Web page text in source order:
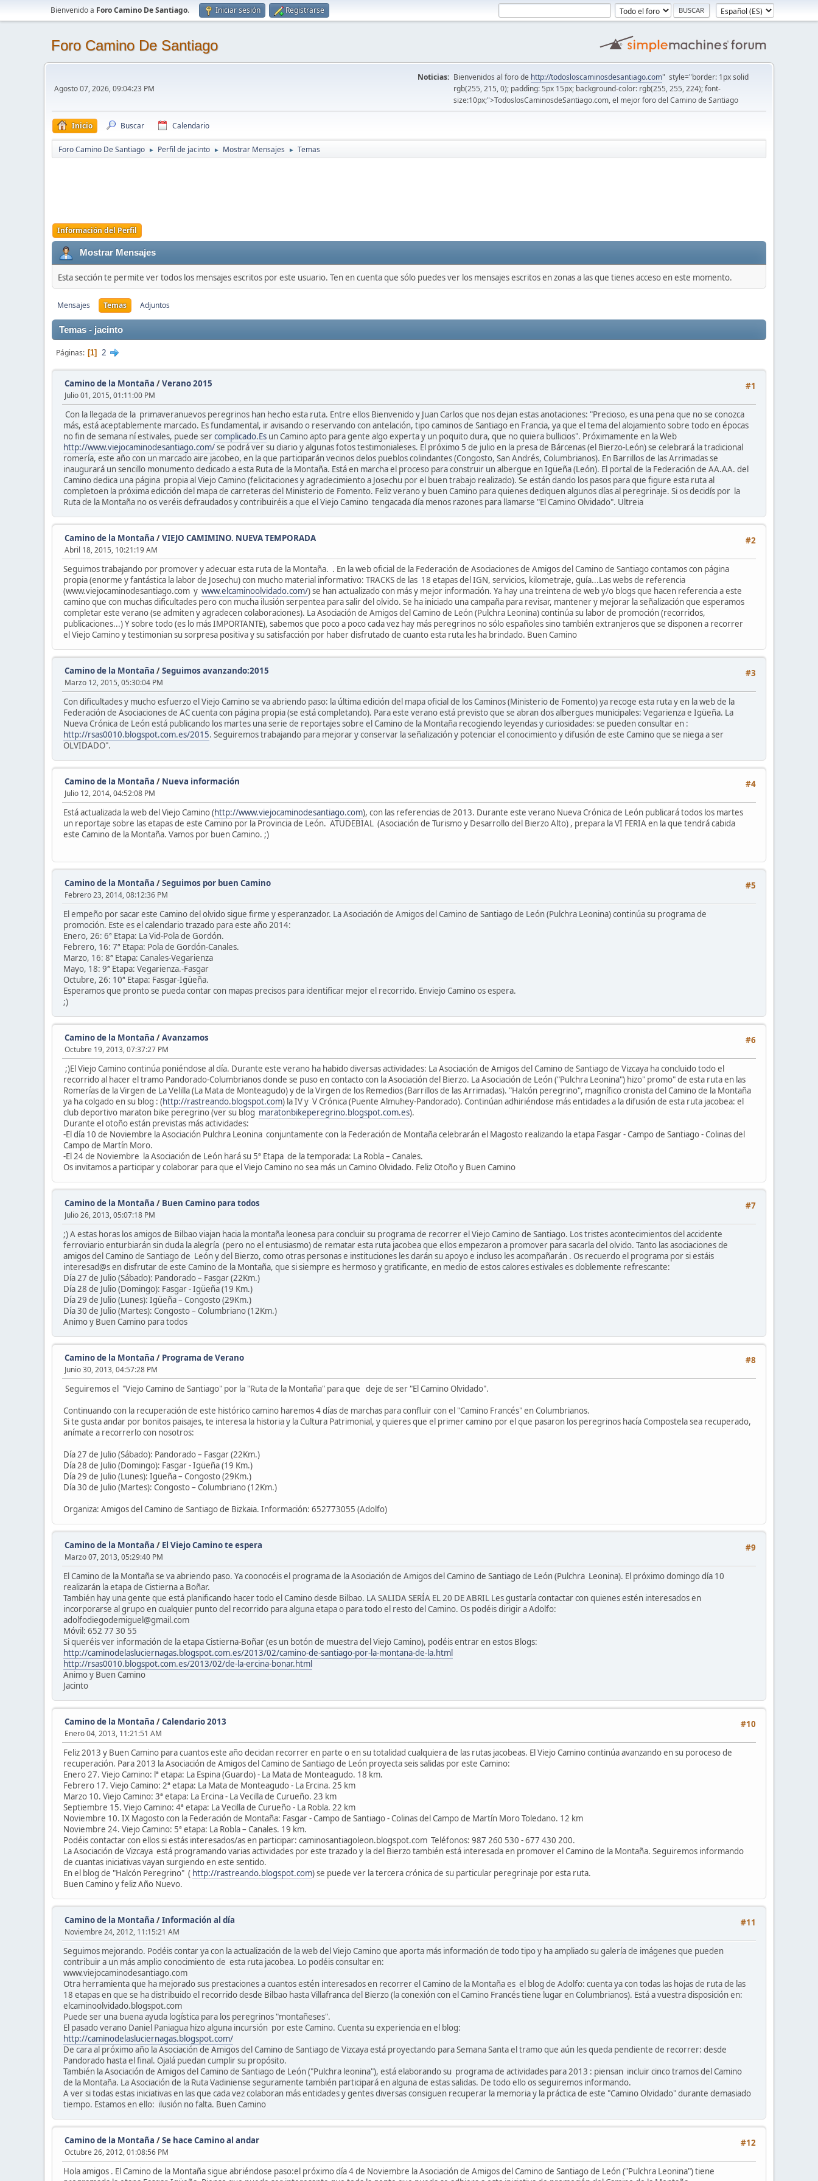
Bienvenido a Foro Camino De Santiago. Iniciar sesión Registrarse
Foro Camino De Santiago
Agosto 07, 2026, 09:04:23 PM
Noticias: Bienvenidos al foro de http://todosloscaminosdesantiago.com" style="border: 1px solid
rgb(255, 215, 0); padding: 5px 15px; background-color: rgb(255, 255, 224); font-
size:10px;">TodoslosCaminosdeSantiago.com, el mejor foro del Camino de Santiago
Inicio Buscar Calendario
Foro Camino De Santiago ► Perfil de jacinto ► Mostrar Mensajes ► Temas
Información del Perfil
Mostrar Mensajes
Esta sección te permite ver todos los mensajes escritos por este usuario. Ten en cuenta que sólo puedes ver los mensajes escritos en zonas a las que tienes acceso en este momento.
Mensajes Temas Adjuntos
Temas - jacinto
Páginas 1 2
#1
Camino de la Montaña /Verano 2015
Julio 01, 2015, 01:11:00 PM
Con la llegada de la primaveranuevos peregrinos han hecho esta ruta. Entre ellos Bienvenido y Juan Carlos que nos dejan estas anotaciones: "Precioso, es una pena que no se conozca
más, está aceptablemente marcado. Es fundamental, ir avisando o reservando con antelación, tipo caminos de Santiago en Francia, ya que el tema del alojamiento sobre todo en épocas
no fin de semana ní estivales, puede sercomplicado.Es un Camino apto para gente algo experta y un poquito dura, que no quiera bullicios". Próximamente en la Web
http://www.viejocaminodesantiago.com/se podrá ver su diario y algunas fotos testimonialeses. El próximo 5 de julio en la presa de Bárcenas (el Bierzo-León) se celebrará la tradicional
romería, este año con un marcado aire jacobeo, en la que participarán vecinos delos pueblos colindantes (Congosto, San Andrés, Columbrianos). En Barrillos de las Arrimadas se
inaugurará un sencillo monumento dedicado a esta Ruta de la Montaña. Está en marcha el proceso para construir un albergue en Igüeña (León). El portal de la Federación de AA.AA. del
Camino dedica una página propia al Viejo Camino (felicitaciones y agradecimiento a Josechu por el buen trabajo realizado). Se están dando los pasos para que figure esta ruta al
completoen la próxima edicción del mapa de carreteras del Ministerio de Fomento. Feliz verano y buen Camino para quienes dediquen algunos días al peregrinaje. Si os decidís por la
Ruta de la Montaña no os veréis defraudados y contribuiréis a que el Viejo Camino tengacada día menos razones para llamarse "El Camino Olvidado". Ultreia
#2
Camino de la Montaña /VIEJO CAMIMINO. NUEVA TEMPORADA
Abril 18, 2015, 10:21:19 AM
Seguimos trabajando por promover y adecuar esta ruta de la Montaña. . En la web oficial de la Federación de Asociaciones de Amigos del Camino de Santiago contamos con página
propia (enorme y fantástica la labor de Josechu) con mucho material informativo: TRACKS de las 18 etapas del IGN, servicios, kilometraje, guía...Las webs de referencia
(www.viejocaminodesantiago.com y www.elcaminoolvidado.com/) se han actualizado con más y mejor información. Ya hay una treintena de web y/o blogs que hacen referencia a este
camino que con muchas dificultades pero con mucha ilusión serpentea para salir del olvido. Se ha iniciado una campaña para revisar, mantener y mejorar la señalización que esperamos
completar este verano (se admiten y agradecen colaboraciones). La Asociación de Amigos del Camino de León (Pulchra Leonina) continúa su labor de promoción (recorridos,
publicaciones...) Y sobre todo (es lo más IMPORTANTE), sabemos que poco a poco cada vez hay más peregrinos no sólo españoles sino también extranjeros que se disponen a recorrer
el Viejo Camino y testimonian su sorpresa positiva y su satisfacción por haber disfrutado de cuanto esta ruta les ha brindado. Buen Camino
#3
Camino de la Montaña /Seguimos avanzando:2015
Marzo 12, 2015, 05:30:04 PM
Con dificultades y mucho esfuerzo el Viejo Camino se va abriendo paso: la última edición del mapa oficial de los Caminos (Ministerio de Fomento) ya recoge esta ruta y en la web de la
Federación de Asociaciones de AC cuenta con página propia (se está completando). Para este verano está previsto que se abran dos albergues municipales: Vegarienza e Igüeña. La
Nueva Crónica de León está publicando los martes una serie de reportajes sobre el Camino de la Montaña recogiendo leyendas y curiosidades: se pueden consultar en :
http://rsas0010.blogspot.com.es/2015. Seguiremos trabajando para mejorar y conservar la señalización y potenciar el conocimiento y difusión de este Camino que se niega a ser
OLVIDADO".
#4
Camino de la Montaña / Nueva información
Julio 12, 2014, 04:52:08 PM
Está actualizada la web del Viejo Camino (http://www.viejocaminodesantiago.com), con las referencias de 2013. Durante este verano Nueva Crónica de León publicará todos los martes
un reportaje sobre las etapas de este Camino por la Provincia de León. ATUDEBIAL (Asociación de Turismo y Desarrollo del Bierzo Alto) , prepara la VI FERIA en la que tendrá cabida
este Camino de la Montaña. Vamos por buen Camino. ;)
#5
Camino de la Montaña /Seguimos por buen Camino
Febrero 23, 2014, 08:12:36 PM
El empeño por sacar este Camino del olvido sigue firme y esperanzador. La Asociación de Amigos del Camino de Santiago de León (Pulchra Leonina) continúa su programa de
promoción. Este es el calendario trazado para este año 2014:
Enero, 26: 6ª Etapa: La Vid-Pola de Gordón.
Febrero, 16: 7ª Etapa: Pola de Gordón-Canales.
Marzo, 16: 8ª Etapa: Canales-Vegarienza
Mayo, 18: 9ª Etapa: Vegarienza.-Fasgar
Octubre, 26: 10ª Etapa: Fasgar-Igüeña.
Esperamos que pronto se pueda contar con mapas precisos para identificar mejor el recorrido. Enviejo Camino os espera.
;)
#6
Camino de la Montaña /Avanzamos
Octubre 19, 2013, 07:37:27 PM
;)El Viejo Camino continúa poniéndose al día. Durante este verano ha habido diversas actividades: La Asociación de Amigos del Camino de Santiago de Vizcaya ha concluido todo el
recorrido al hacer el tramo Pandorado-Columbrianos donde se puso en contacto con la Asociación del Bierzo. La Asociación de León ("Pulchra Leonina") hizo" promo" de esta ruta en las
Romerías de la Virgen de La Velilla (La Mata de Monteagudo) y de la Virgen de los Remedios (Barrillos de las Arrimadas). "Halcón peregrino", magnífico cronista del Camino de la Montaña
ya ha colgado en su blog : (http://rastreando.blogspot.com) la IV y V Crónica (Puente Almuhey-Pandorado). Continúan adhiriéndose más entidades a la difusión de esta ruta jacobea: el
club deportivo maraton bike peregrino (ver su blog maratonbikeperegrino.blogspot.com.es).
Durante el otoño están previstas más actividades:
-El día 10 de Noviembre la Asociación Pulchra Leonina conjuntamente con la Federación de Montaña celebrarán el Magosto realizando la etapa Fasgar - Campo de Santiago - Colinas del
Campo de Martín Moro.
-El 24 de Noviembre la Asociación de León hará su 5ª Etapa de la temporada: La Robla – Canales.
Os invitamos a participar y colaborar para que el Viejo Camino no sea más un Camino Olvidado. Feliz Otoño y Buen Camino
#7
Camino de la Montaña / Buen Camino para todos
Julio 26, 2013, 05:07:18 PM
;) A estas horas los amigos de Bilbao viajan hacia la montaña leonesa para concluir su programa de recorrer el Viejo Camino de Santiago. Los tristes acontecimientos del accidente
ferroviario enturbiarán sin duda la alegría (pero no el entusiasmo) de rematar esta ruta jacobea que ellos empezaron a promover para sacarla del olvido. Tanto las asociaciones de
amigos del Camino de Santiago de León y del Bierzo, como otras personas e instituciones les darán su apoyo e incluso les acompañarán . Os recuerdo el programa por si estáis
interesad@s en disfrutar de este Camino de la Montaña, que si siempre es hermoso y gratificante, en medio de estos calores estivales es doblemente refrescante:
Día 27 de Julio (Sábado): Pandorado – Fasgar (22Km.)
Día 28 de Julio (Domingo): Fasgar - Igüeña (19 Km.)
Día 29 de Julio (Lunes): Igüeña – Congosto (29Km.)
Día 30 de Julio (Martes): Congosto – Columbriano (12Km.)
Animo y Buen Camino para todos
#8
Camino de la Montaña / Programa de Verano
Junio 30, 2013, 04:57:28 PM
Seguiremos el "Viejo Camino de Santiago" por la "Ruta de la Montaña" para que deje de ser "El Camino Olvidado".
Continuando con la recuperación de este histórico camino haremos 4 días de marchas para confluir con el "Camino Francés" en Columbrianos.
Si te gusta andar por bonitos paisajes, te interesa la historia y la Cultura Patrimonial, y quieres que el primer camino por el que pasaron los peregrinos hacía Compostela sea recuperado,
anímate a recorrerlo con nosotros:
Día 27 de Julio (Sábado): Pandorado – Fasgar (22Km.)
Día 28 de Julio (Domingo): Fasgar - Igüeña (19 Km.)
Día 29 de Julio (Lunes): Igüeña – Congosto (29Km.)
Día 30 de Julio (Martes): Congosto – Columbriano (12Km.)
Organiza: Amigos del Camino de Santiago de Bizkaia. Información: 652773055 (Adolfo)
#9
Camino de la Montaña / El Viejo Camino te espera
Marzo 07, 2013, 05:29:40 PM
El Camino de la Montaña se va abriendo paso. Ya coonocéis el programa de la Asociación de Amigos del Camino de Santiago de León (Pulchra Leonina). El próximo domingo día 10
realizarán la etapa de Cistierna a Boñar.
También hay una gente que está planificando hacer todo el Camino desde Bilbao. LA SALIDA SERÍA EL 20 DE ABRIL Les gustaría contactar con quienes estén interesados en
incorporarse al grupo en cualquier punto del recorrido para alguna etapa o para todo el resto del Camino. Os podéis dirigir a Adolfo:
adolfodiegodemiguel@gmail.com
Móvil: 652 77 30 55
Si queréis ver información de la etapa Cistierna-Boñar (es un botón de muestra del Viejo Camino), podéis entrar en estos Blogs:
http://caminodelasluciernagas.blogspot.com.es/2013/02/camino-de-santiago-por-la-montana-de-la.html
http://rsas0010.blogspot.com.es/2013/02/de-la-ercina-bonar.html
Animo y Buen Camino
Jacinto
#10
Camino de la Montaña /Calendario 2013
Enero 04, 2013, 11:21:51 AM
Feliz 2013 y Buen Camino para cuantos este año decidan recorrer en parte o en su totalidad cualquiera de las rutas jacobeas. El Viejo Camino continúa avanzando en su poroceso de
recuperación. Para 2013 la Asociación de Amigos del Camino de Santiago de León proyecta seis salidas por este Camino:
Enero 27. Viejo Camino: lª etapa: La Espina (Guardo) - La Mata de Monteagudo. 18 km.
Febrero 17. Viejo Camino: 2ª etapa: La Mata de Monteagudo - La Ercina. 25 km
Marzo 10. Viejo Camino: 3ª etapa: La Ercina - La Vecilla de Curueño. 23 km
Septiembre 15. Viejo Camino: 4ª etapa: La Vecilla de Curueño - La Robla. 22 km
Noviembre 10. IX Magosto con la Federación de Montaña: Fasgar - Campo de Santiago - Colinas del Campo de Martín Moro Toledano. 12 km
Noviembre 24. Viejo Camino: 5ª etapa: La Robla – Canales. 19 km.
Podéis contactar con ellos si estás interesados/as en participar: caminosantiagoleon.blogspot.com Teléfonos: 987 260 530 - 677 430 200.
La Asociación de Vizcaya está programando varias actividades por este trazado y la del Bierzo también está interesada en promover el Camino de la Montaña. Seguiremos informando
de cuantas iniciativas vayan surgiendo en este sentido.
En el blog de "Halcón Peregrino" ( http://rastreando.blogspot.com) se puede ver la tercera crónica de su particular peregrinaje por esta ruta.
Buen Camino y feliz Año Nuevo.
#11
Camino de la Montaña /Información al día
Noviembre 24, 2012, 11:15:21 AM
Seguimos mejorando. Podéis contar ya con la actualización de la web del Viejo Camino que aporta más información de todo tipo y ha ampliado su galería de imágenes que pueden
contribuir a un más amplio conocimiento de esta ruta jacobea. Lo podéis consultar en:
www.viejocaminodesantiago.com
Otra herramienta que ha mejorado sus prestaciones a cuantos estén interesados en recorrer el Camino de la Montaña es el blog de Adolfo: cuenta ya con todas las hojas de ruta de las
18 etapas en que se ha distribuido el recorrido desde Bilbao hasta Villafranca del Bierzo (la conexión con el Camino Francés tiene lugar en Columbrianos). Está a vuestra disposición en:
elcaminoolvidado.blogspot.com
Puede ser una buena ayuda logística para los peregrinos "montañeses".
El pasado verano Daniel Paniagua hizo alguna incursión por este Camino. Cuenta su experiencia en el blog:
http://caminodelasluciernagas.blogspot.com/
De cara al próximo año la Asociación de Amigos del Camino de Santiago de Vizcaya está proyectando para Semana Santa el tramo que aún les queda pendiente de recorrer: desde
Pandorado hasta el final. Ojalá puedan cumplir su propósito.
También la Asociación de Amigos del Camino de Santiago de León ("Pulchra leonina"), está elaborando su programa de actividades para 2013 : piensan incluir cinco tramos del Camino
de la Montaña. La Asociación de la Ruta Vadiniense seguramente también participará en alguna de estas salidas. De todo ello os seguiremos informando.
A ver si todas estas iniciativas en las que cada vez colaboran más entidades y gentes diversas consiguen recuperar la memoria y la práctica de este "Camino Olvidado" durante demasiado
tiempo. Estamos en ello: ilusión no falta. Buen Camino
#12
Camino de la Montaña /Se hace Camino al andar
Octubre 26, 2012, 01:08:56 PM
Hola amigos . El Camino de la Montaña sigue abriéndose paso:el próximo día 4 de Noviembre la Asociación de Amigos del Camino de Santiago de León ("Pulchra Leonina") tiene